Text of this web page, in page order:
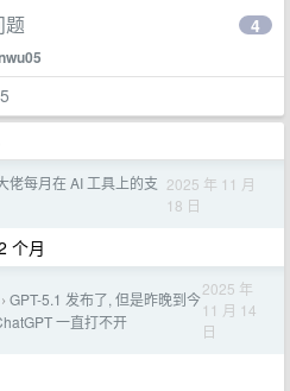
题 4
佬每月在 AI 工具上的支 2025 年 11 月
18 日
个月
› GPT-5.1 发布了, 但是昨晚到今
一直打不开
2025 年
11 月 14
日